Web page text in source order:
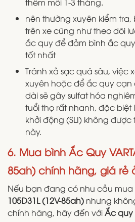
nên thường xuyên kiểm
trên xe cũng như theo dõi
ắc quy để đảm bình ắc
tốt nhất
Tránh xả sạc quá sâu, việc
xuyên hoặc để ắc quy cạn
dài sẽ gây sulfat hóa
tuổi thọ rất nhanh, đặc
khởi động (SLI) không
này.
6. Mua bình Ắc Quy
85ah) chính hãng, giá rẻ
Nếu bạn đang có nhu cầu mua
105D31L (12V-85ah) nhưng
chính hãng, hãy đến vớiẮc quy